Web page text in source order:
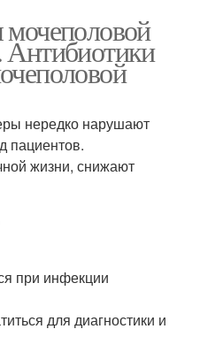
нередко нарушают
пациентов.
жизни, снижают
при инфекции
для диагностики и